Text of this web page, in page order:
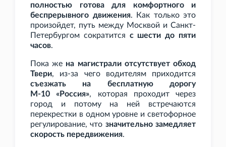
полностью готова для комфортного и
беспрерывного движения. Как только это
произойдет, путь между Москвой и Санкт-
Петербургом сократится с шести до пяти
часов.
Пока же на магистрали отсутствует обход
Твери, из-за чего водителям приходится
съезжать на бесплатную дорогу
М-10
«Россия», которая проходит через
город и потому на ней встречаются
перекрестки в одном уровне и светофорное
регулирование, что значительно замедляет
скорость передвижения.